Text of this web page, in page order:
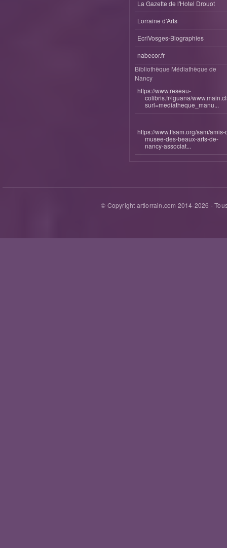
La Gazette de l'Hotel Drouot
Lorraine d'Arts
EcriVosges-Biographies
nabecor.fr
Bibliothèque Médiathèque de
Nancy
https://www.reseau-
colibris.fr/iguana/
surl=mediatheque_manu...
https://www.ffsam.org/sam/amis-
musee-des-beaux-arts-de-
nancy-associat...
© Copyright artlorrain.com 2014-2026 -